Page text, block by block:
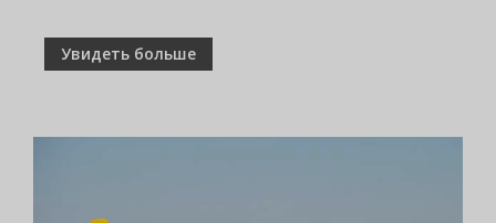
Увидеть больше